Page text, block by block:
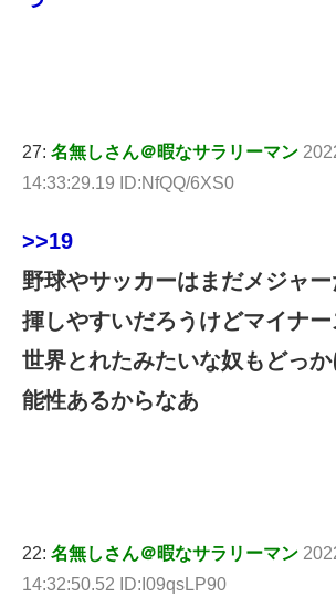
27: 名無しさん＠暇なサラリーマン
14:33:29.19 ID:NfQQ/6XS0
>>19
野球やサッカーはまだメジャ
揮しやすいだろうけどマイナ
世界とれたみたいな奴もどっ
能性あるからなあ
22: 名無しさん＠暇なサラリーマン
14:32:50.52 ID:I09qsLP90